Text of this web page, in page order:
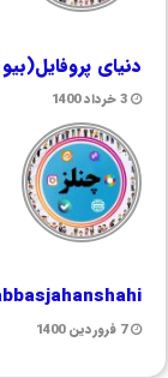
دنیای
3 خرداد 1400
7 فروردین 1400